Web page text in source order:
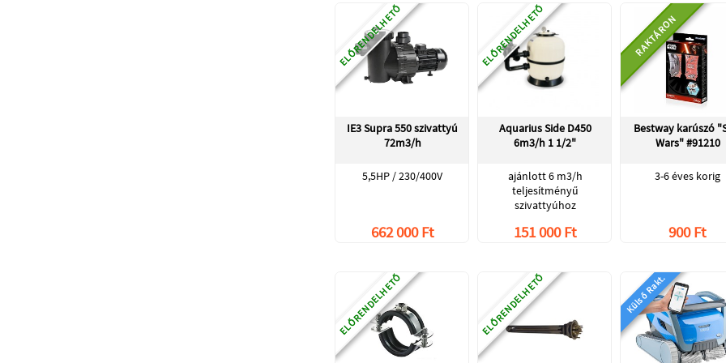
ELŐRENDELHETŐ
IE3 Supra 550 szivattyú
72m3/h
5,5HP / 230/400V
662 000 Ft
ELŐRENDELHETŐ
Aquarius Side D450
6m3/h 1 1/2"
ajánlott 6 m3/h
teljesítményű
szivattyúhoz
151 000 Ft
RAKTÁRON
Bestway karúszó
Wars" #91210
3-6 éves korig
900 Ft
ELŐRENDELHETŐ ELŐRENDELHETŐ Külső Rakt.